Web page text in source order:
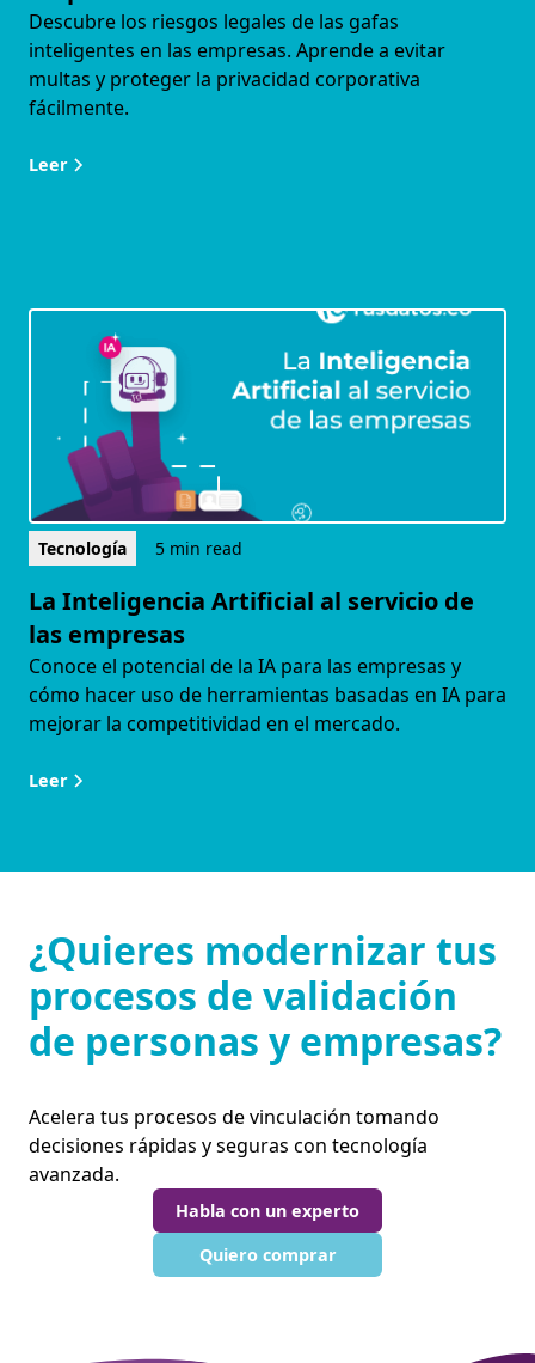
Descubre los riesgos legales de las gafas
inteligentes en las empresas. Aprende a evitar
multas y proteger la privacidad corporativa
fácilmente.
Leer
Tecnología 5 min read
La Inteligencia Artificial al servicio de
las empresas
Conoce el potencial de la IA para las empresas y
cómo hacer uso de herramientas basadas en IA para
mejorar la competitividad en el mercado.
Leer
¿Quieres modernizar tus
procesos de validación
de personas y empresas?
Acelera tus procesos de vinculación tomando
decisiones rápidas y seguras con tecnología
avanzada.
Habla con un experto
Quiero comprar